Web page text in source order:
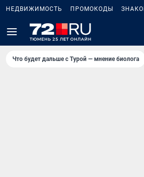
НЕДВИЖИМОСТЬ ПРОМОКОДЫ
Что будет дальше с Турой — мнение биолога